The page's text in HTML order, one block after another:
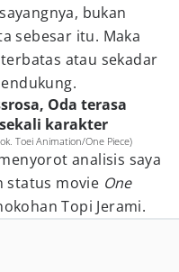
bukan
sebesar itu. Maka
atau sekadar
Oda terasa
karakter
Toei Animation/One Piece)
analisis saya
status movie One
Topi Jerami.